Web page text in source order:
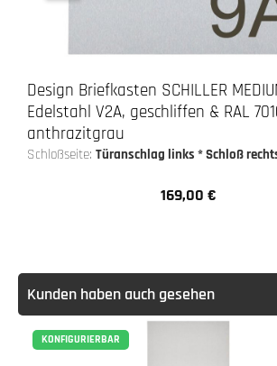
Design Briefkasten SCHILLER
Edelstahl V2A, geschliffen & RAL
anthrazitgrau
Schloßseite:Türanschlag links * Schloß
Regulärer Preis:
169,00 €
Kunden haben auch gesehen
KONFIGURIERBAR